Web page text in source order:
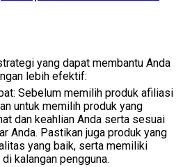
yang dapat membantu Anda
lebih efektif:
Sebelum memilih produk afiliasi
untuk memilih produk yang
dan keahlian Anda serta sesuai
Anda. Pastikan juga produk yang
yang baik, serta memiliki
kalangan pengguna.